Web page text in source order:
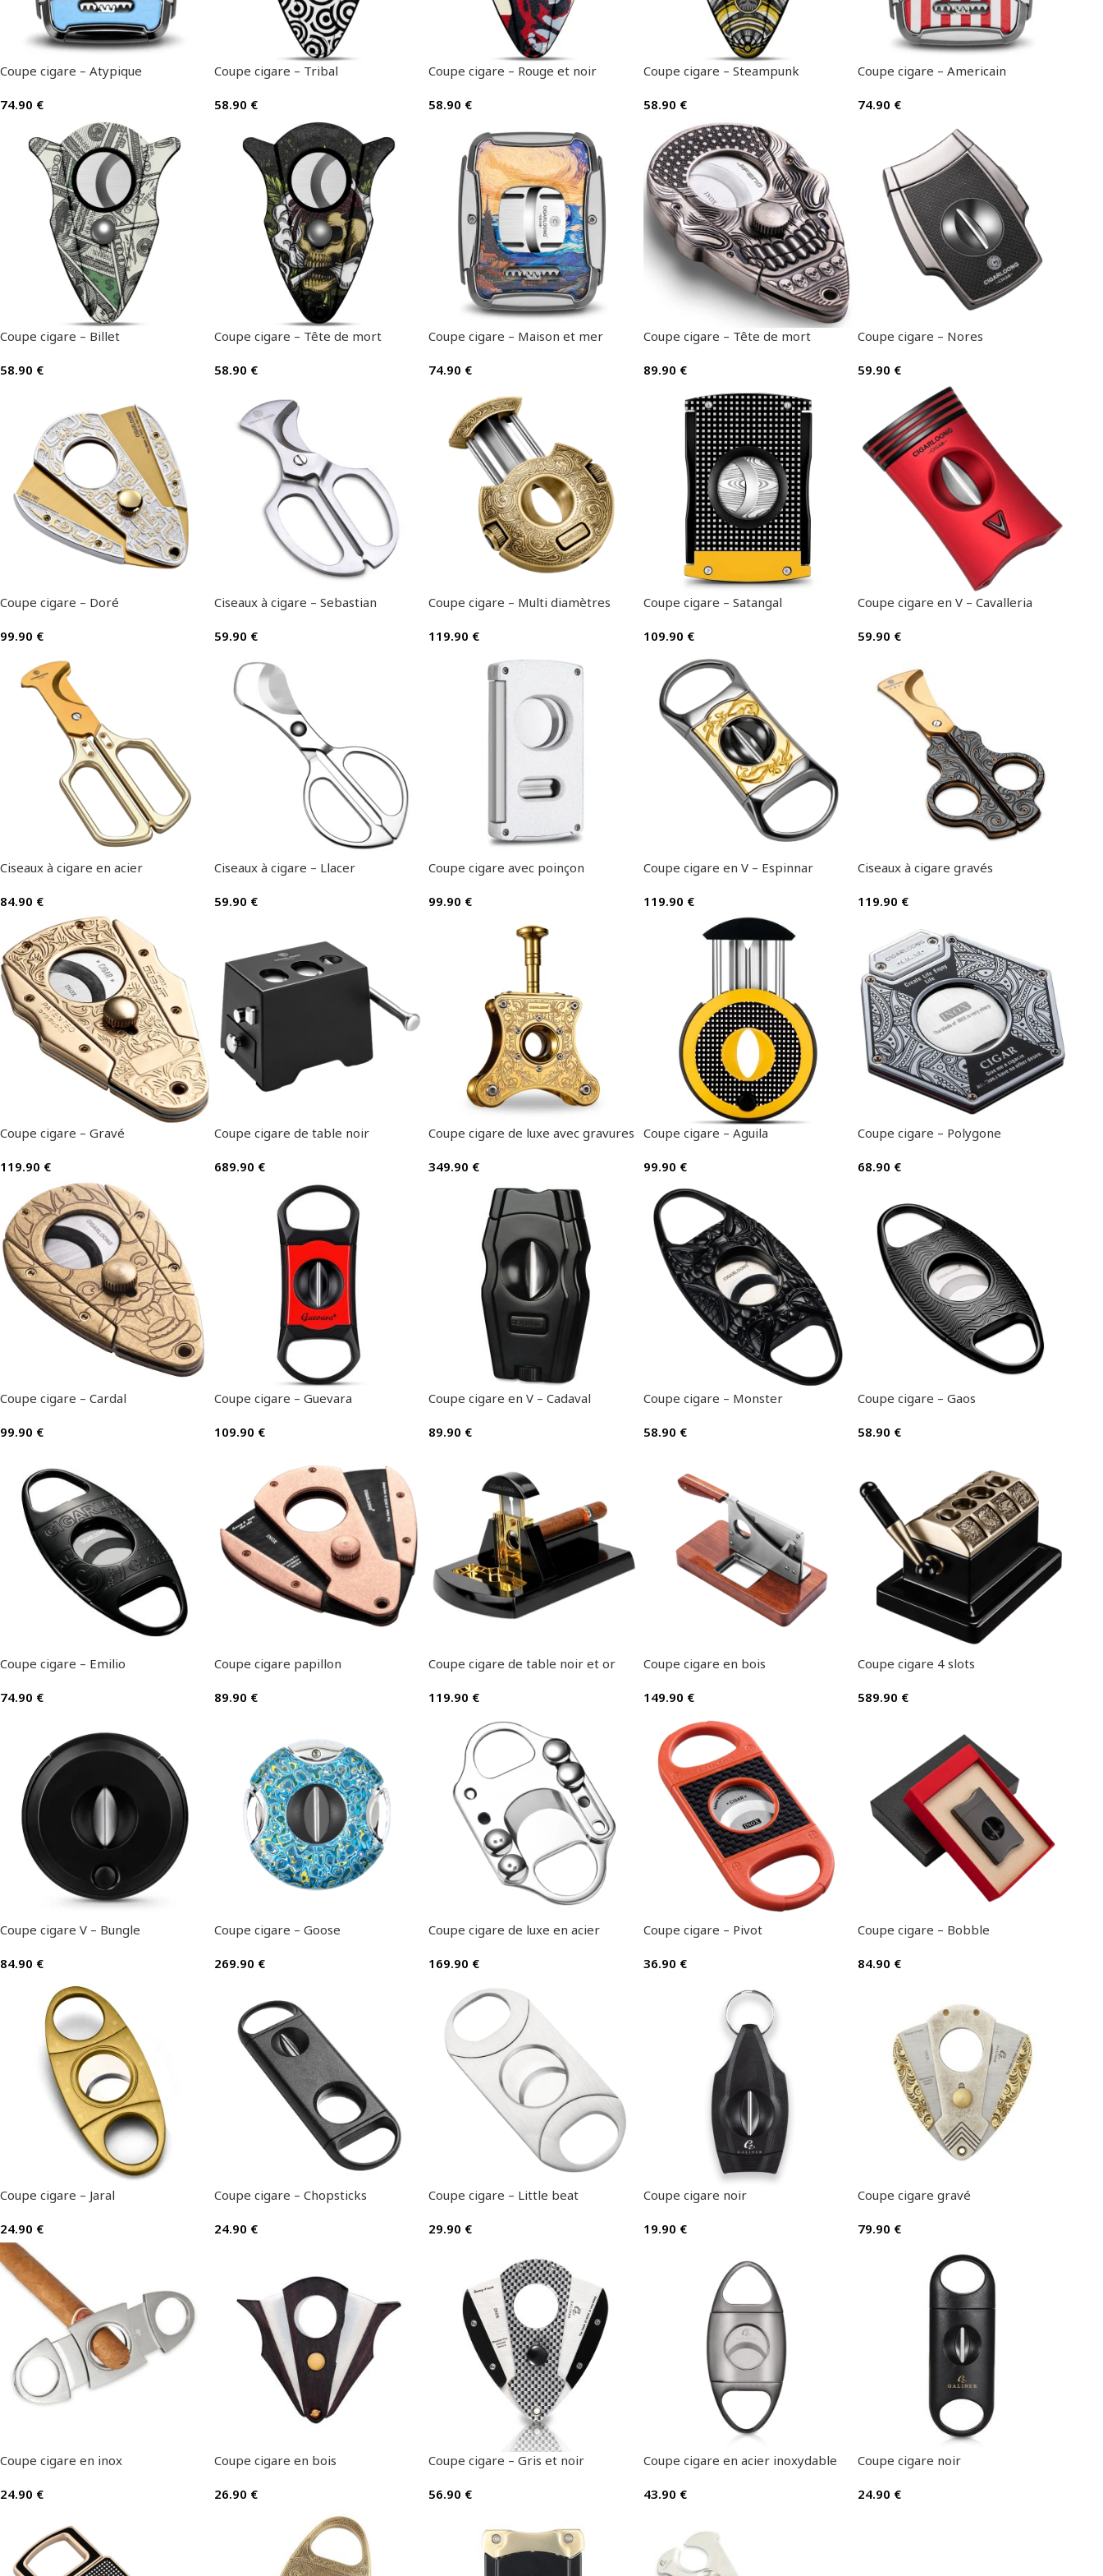
Coupe cigare – Atypique
74.90 €
Coupe cigare – Tribal
58.90 €
Coupe cigare – Rouge et noir
58.90 €
Coupe cigare – Steampunk
58.90 €
Coupe cigare – Americain
74.90 €
Coupe cigare – Billet
58.90 €
Coupe cigare – Tête de mort
58.90 €
Coupe cigare – Maison et mer
74.90 €
Coupe cigare – Tête de mort
89.90 €
Coupe cigare – Nores
59.90 €
Coupe cigare – Doré
99.90 €
Ciseaux à cigare – Sebastian
59.90 €
Coupe cigare – Multi diamètres
119.90 €
Coupe cigare – Satangal
109.90 €
Coupe cigare en V – Cavalleria
59.90 €
Ciseaux à cigare en acier
84.90 €
Ciseaux à cigare – Llacer
59.90 €
Coupe cigare avec poinçon
99.90 €
Coupe cigare en V – Espinnar
119.90 €
Ciseaux à cigare gravés
119.90 €
Coupe cigare – Gravé
119.90 €
Coupe cigare de table noir
689.90 €
Coupe cigare de luxe avec gravures
349.90 €
Coupe cigare – Aguila
99.90 €
Coupe cigare – Polygone
68.90 €
Coupe cigare – Cardal
99.90 €
Coupe cigare – Guevara
109.90 €
Coupe cigare en V – Cadaval
89.90 €
Coupe cigare – Monster
58.90 €
Coupe cigare – Gaos
58.90 €
Coupe cigare – Emilio
74.90 €
Coupe cigare papillon
89.90 €
Coupe cigare de table noir et or
119.90 €
Coupe cigare en bois
149.90 €
Coupe cigare 4 slots
589.90 €
Coupe cigare V – Bungle
84.90 €
Coupe cigare – Goose
269.90 €
Coupe cigare de luxe en acier
169.90 €
Coupe cigare – Pivot
36.90 €
Coupe cigare – Bobble
84.90 €
Coupe cigare – Jaral
24.90 €
Coupe cigare – Chopsticks
24.90 €
Coupe cigare – Little beat
29.90 €
Coupe cigare noir
19.90 €
Coupe cigare gravé
79.90 €
Coupe cigare en inox
24.90 €
Coupe cigare en bois
26.90 €
Coupe cigare – Gris et noir
56.90 €
Coupe cigare en acier inoxydable
43.90 €
Coupe cigare noir
24.90 €